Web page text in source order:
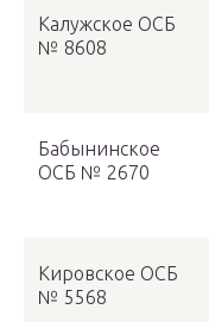
Калужское ОСБ
№ 8608
Бабынинское
ОСБ № 2670
Кировское ОСБ
№ 5568